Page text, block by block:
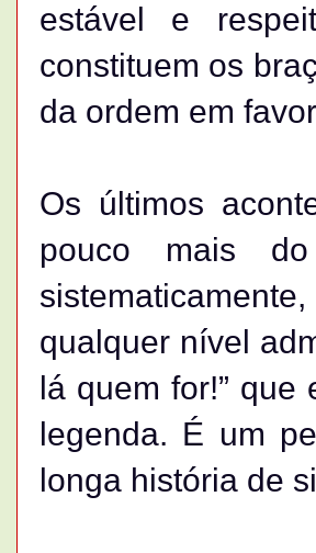
estável e
constituem os
da ordem em
Os últimos
pouco mais
qualquer nível
lá quem for!”
legenda. É um
longa história de